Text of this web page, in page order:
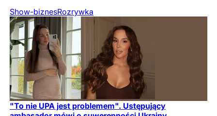
Show-biznesRozrywka
"To nie UPA jest problemem". Ustępujący